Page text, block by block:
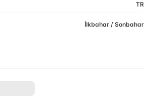
TR
İlkbahar / Sonbahar